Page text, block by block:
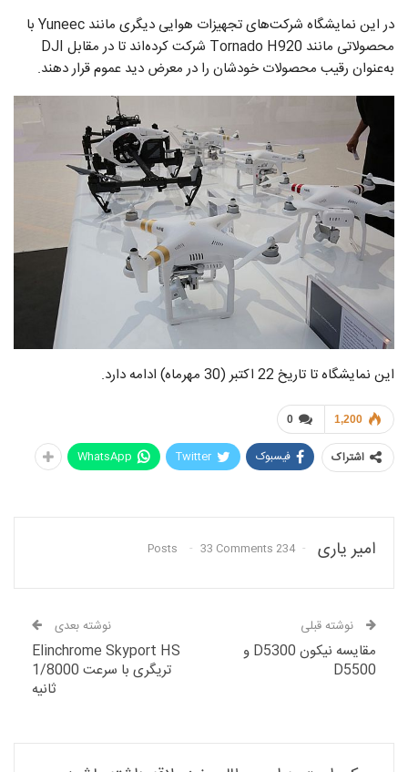
در این نمایشگاه شرکت‌های تجهیزات هوایی دیگری مانند Yuneec با
محصولاتی مانند Tornado H920 شرکت کرده‌اند تا در مقابل DJI
به‌عنوان رقیب محصولات خودشان را در معرض دید عموم قرار دهند.
این نمایشگاه تا تاریخ 22 اکتبر (30 مهرماه) ادامه دارد.
0 1,200
اشتراک فیسبوک Twitter
WhatsApp
امیر یاری 234 Posts
33 Comments
نوشته قبلی
مقایسه نیکون D5300 و
D5500
نوشته بعدی
Elinchrome Skyport HS
تریگری با سرعت 1/8000
ثانیه